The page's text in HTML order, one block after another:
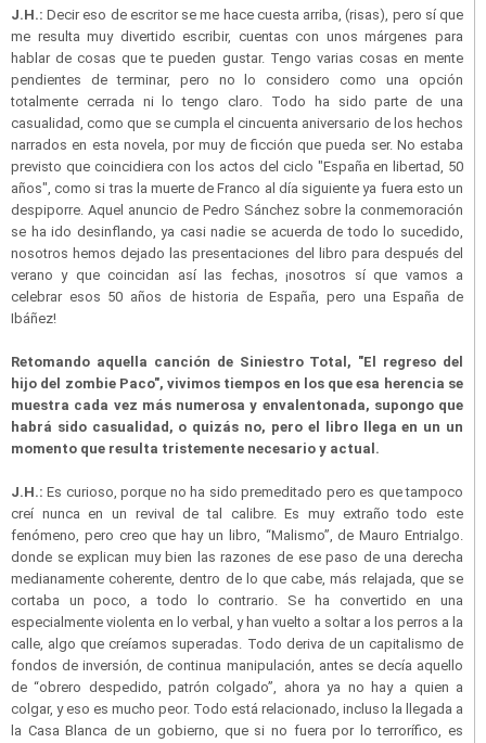
J.H.:Decir eso de escritor se me hace cuesta arriba, (risas), pero sí que
me resulta muy divertido escribir, cuentas con unos márgenes para
hablar de cosas que te pueden gustar. Tengo varias cosas en mente
pendientes de terminar, pero no lo considero como una opción
totalmente cerrada ni lo tengo claro. Todo ha sido parte de una
casualidad, como que se cumpla el cincuenta aniversario de los hechos
narrados en esta novela, por muy de ficción que pueda ser. No estaba
previsto que coincidiera con los actos del ciclo "España en libertad, 50
años", como si tras la muerte de Franco al día siguiente ya fuera esto un
despiporre. Aquel anuncio de Pedro Sánchez sobre la conmemoración
se ha ido desinflando, ya casi nadie se acuerda de todo lo sucedido,
nosotros hemos dejado las presentaciones del libro para después del
verano y que coincidan así las fechas, ¡nosotros sí que vamos a
celebrar esos 50 años de historia de España, pero una España de
Ibáñez!
Retomando aquella canción de Siniestro Total, "El regreso del
hijo del zombie Paco", vivimos tiempos en los que esa herencia se
muestra cada vez más numerosa y envalentonada, supongo que
habrá sido casualidad, o quizás no, pero el libro llega en un un
momento que resulta tristemente necesario y actual.
J.H.:Es curioso, porque no ha sido premeditado pero es que tampoco
creí nunca en un revival de tal calibre. Es muy extraño todo este
fenómeno, pero creo que hay un libro, “Malismo”, de Mauro Entrialgo.
donde se explican muy bien las razones de ese paso de una derecha
medianamente coherente, dentro de lo que cabe, más relajada, que se
cortaba un poco, a todo lo contrario. Se ha convertido en una
especialmente violenta en lo verbal, y han vuelto a soltar a los perros a la
calle, algo que creíamos superadas. Todo deriva de un capitalismo de
fondos de inversión, de continua manipulación, antes se decía aquello
de “obrero despedido, patrón colgado”, ahora ya no hay a quien a
colgar, y eso es mucho peor. Todo está relacionado, incluso la llegada a
la Casa Blanca de un gobierno, que si no fuera por lo terrorífico, es